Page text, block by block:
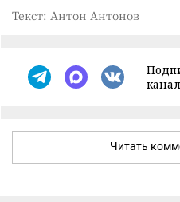
Текст: Антон Антонов
Читать